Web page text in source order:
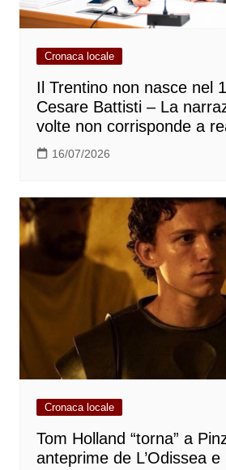
Cronaca locale
Il Trentino non nasce nel
Cesare Battisti – La
volte non corrisponde a
16/07/2026
Cronaca locale
Tom Holland “torna” a
anteprime de L’Odissea